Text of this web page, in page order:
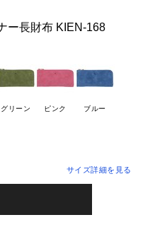
ー長財布 KIEN-168
グリーン ピンク ブルー
サイズ詳細を見る